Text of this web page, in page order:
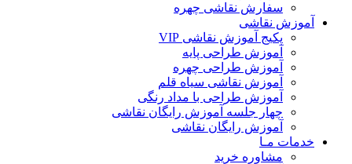
سفارش نقاشی چهره
آموزش نقاشی
پکیج آموزش نقاشی VIP
آموزش طراحی پایه
آموزش طراحی چهره
آموزش نقاشی سیاه قلم
آموزش طراحی با مداد رنگی
چهار جلسه آموزش رایگان نقاشی
آموزش رایگان نقاشی
خدمات مـا
مشاوره خرید